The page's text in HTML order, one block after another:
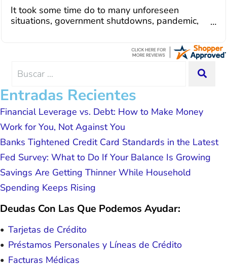
debt management unique to me and my
situation. Each person I have worked
hope. I look forward to better days for
possible because of J Miller, and I am
I recently paid off my consolidation with Curadebt
and it was a very good experience all the way
Lemus, ext 204 and he was excellent throughout.
He answered all of my questions quickly and
Search
Entradas Recientes
Financial Leverage vs. Debt: How to Make Money
Work for You, Not Against You
Banks Tightened Credit Card Standards in the Latest
Fed Survey: What to Do If Your Balance Is Growing
Savings Are Getting Thinner While Household
Spending Keeps Rising
Deudas Con Las Que Podemos Ayudar:
Tarjetas de Crédito
Préstamos Personales y Líneas de Crédito
Facturas Médicas